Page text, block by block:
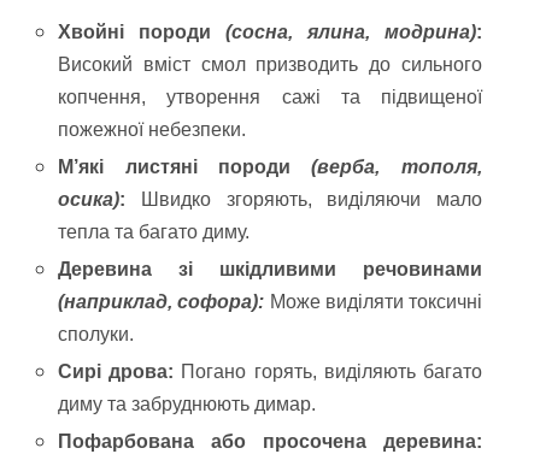
Хвойні породи (сосна, ялина, модрина):
Високий вміст смол призводить до сильного
копчення, утворення сажі та підвищеної
пожежної небезпеки.
М’які листяні породи(верба, тополя,
осика): Швидко згоряють, виділяючи мало
тепла та багато диму.
Деревина зі шкідливими речовинами
(наприклад, софора): Може виділяти токсичні
сполуки.
Сирі дрова: Погано горять, виділяють багато
диму та забруднюють димар.
Пофарбована або просочена деревина: